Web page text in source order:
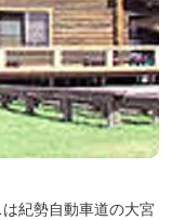
紀勢自動車道の大宮